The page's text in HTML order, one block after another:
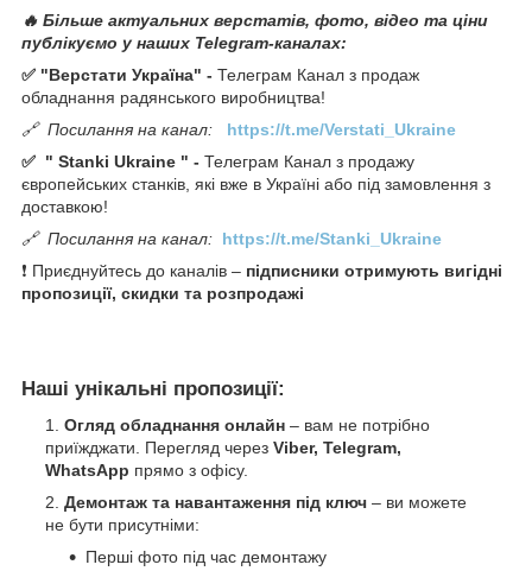
🔥 Більше актуальних верстатів, фото, відео та ціни
публікуємо у наших Telegram-каналах:
✅ "Верстати Україна" - Телеграм Канал з продаж
обладнання радянського виробництва!
🔗 Посилання на канал: https://t.me/Verstati_Ukraine
✅ " Stanki Ukraine " - Телеграм Канал з продажу
європейських станків, які вже в Україні або під замовлення з
доставкою!
🔗 Посилання на канал: https://t.me/Stanki_Ukraine
❗ Приєднуйтесь до каналів – підписники отримують вигідні
пропозиції, скидки та розпродажі
Наші унікальні пропозиції:
Огляд обладнання онлайн – вам не потрібно
приїжджати. Перегляд через Viber, Telegram,
WhatsApp прямо з офісу.
Демонтаж та навантаження під ключ – ви можете
не бути присутніми:
Перші фото під час демонтажу